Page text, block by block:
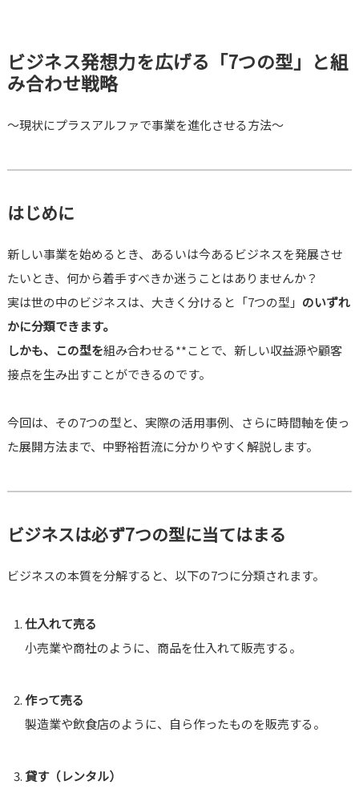
ビジネス発想力を広げる「7つの型」と組
み合わせ戦略
〜現状にプラスアルファで事業を進化させる方法〜
はじめに
新しい事業を始めるとき、あるいは今あるビジネスを発展させ
たいとき、何から着手すべきか迷うことはありませんか？
実は世の中のビジネスは、大きく分けると「7つの型」 のいずれ
かに分類できます。
しかも、この型を組み合わせる**ことで、新しい収益源や顧客
接点を生み出すことができるのです。
今回は、その7つの型と、実際の活用事例、さらに時間軸を使っ
た展開方法まで、中野裕哲流に分かりやすく解説します。
ビジネスは必ず7つの型に当てはまる
ビジネスの本質を分解すると、以下の7つに分類されます。
仕入れて売る
小売業や商社のように、商品を仕入れて販売する。
作って売る
製造業や飲食店のように、自ら作ったものを販売する。
貸す（レンタル）